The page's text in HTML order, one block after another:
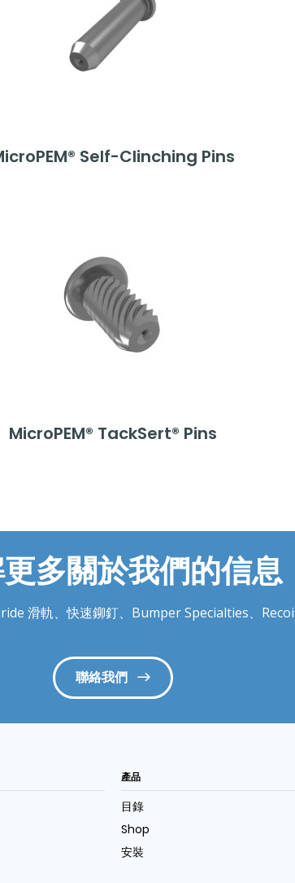
Self-Clinching Pins
MicroPEM® TackSert® Pins
多關於我們的信息
滑軌、快速鉚釘、Bumper Specialties、
聯絡我們
產品
目錄
Shop
安裝